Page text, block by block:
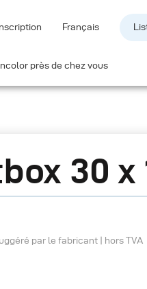
Inscription Français
près de chez vous
30 x
par le fabricant | hors TVA